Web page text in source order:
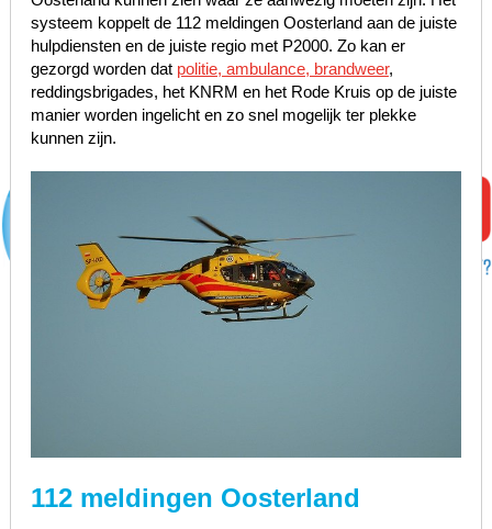
systeem koppelt de 112 meldingen Oosterland aan de juiste
hulpdiensten en de juiste regio met P2000. Zo kan er
gezorgd worden dat politie, ambulance, brandweer,
reddingsbrigades, het KNRM en het Rode Kruis op de juiste
manier worden ingelicht en zo snel mogelijk ter plekke
kunnen zijn.
112 meldingen Oosterland